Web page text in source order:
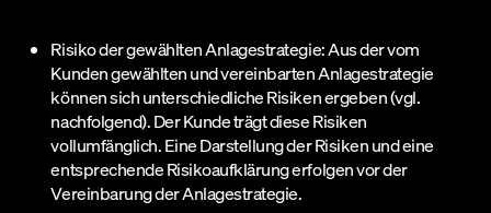
Risiko der gewählten Anlagestrategie: Aus der vom
Kunden gewählten und vereinbarten Anlagestrategie
können sich unterschiedliche Risiken ergeben (vgl.
nachfolgend). Der Kunde trägt diese Risiken
vollumfänglich. Eine Darstellung der Risiken und eine
entsprechende Risikoaufklärung erfolgen vor der
Vereinbarung der Anlagestrategie.